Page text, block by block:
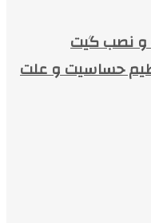
و نصب گیت
حساسیت و علت